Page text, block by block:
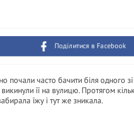
Поділитися в Facebook
часто бачити біля одного
її на вулицю. Протягом
їжу і тут же зникала.